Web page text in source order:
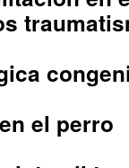
el perro